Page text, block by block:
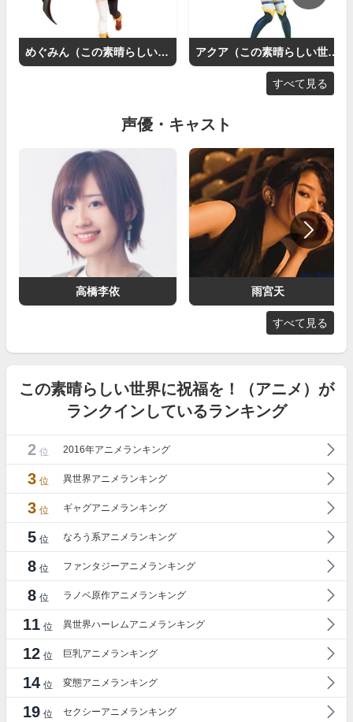
めぐみん（この素晴らしい世界に祝福を！） アクア（この素晴らしい世界に祝福を！）
すべて見る
声優・キャスト
高橋李依 雨宮天
すべて見る
この素晴らしい世界に祝福を！（アニメ）が
ランクインしているランキング
2 位 2016年アニメランキング
3 位 異世界アニメランキング
3 位 ギャグアニメランキング
5 位 なろう系アニメランキング
8 位 ファンタジーアニメランキング
8 位 ラノベ原作アニメランキング
11 位 異世界ハーレムアニメランキング
12 位 巨乳アニメランキング
14 位 変態アニメランキング
19 位 セクシーアニメランキング